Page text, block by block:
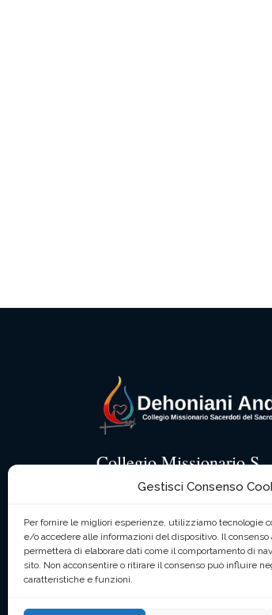
Gestisci Consenso
Per fornire le migliori esperienze, utilizziamo tecnologie
e/o accedere alle informazioni del dispositivo. Il
permetterà di elaborare dati come il comportamento di
sito. Non acconsentire o ritirare il consenso può influire
caratteristiche e funzioni.
Collegio Missionario S.
Cuore
Via Barletta n° 387
76123 Andria (BT) | (+39)